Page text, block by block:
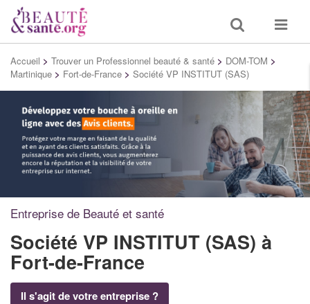
Toggle
search
Toggle
Accueil > Trouver un Professionnel beauté & santé > DOM-TOM >
Martinique > Fort-de-France > Société VP INSTITUT (SAS)
Entreprise de Beauté et santé
Société VP INSTITUT (SAS) à
Fort-de-France
Il s'agit de votre entreprise ?